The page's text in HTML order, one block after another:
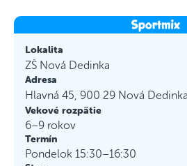
Lokalita
ZŠ Nová Dedinka
Adresa
Hlavná 45, 900 29 Nová Dedinka
Vekové rozpätie
6–9 rokov
Termín
Pondelok 15:30–16:30